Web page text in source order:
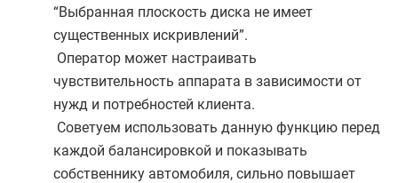
“Выбранная плоскость диска не имеет
существенных искривлений”.
Оператор может настраивать
чувствительность аппарата в зависимости от
нужд и потребностей клиента.
Советуем использовать данную функцию перед
каждой балансировкой и показывать
собственнику автомобиля, сильно повышает